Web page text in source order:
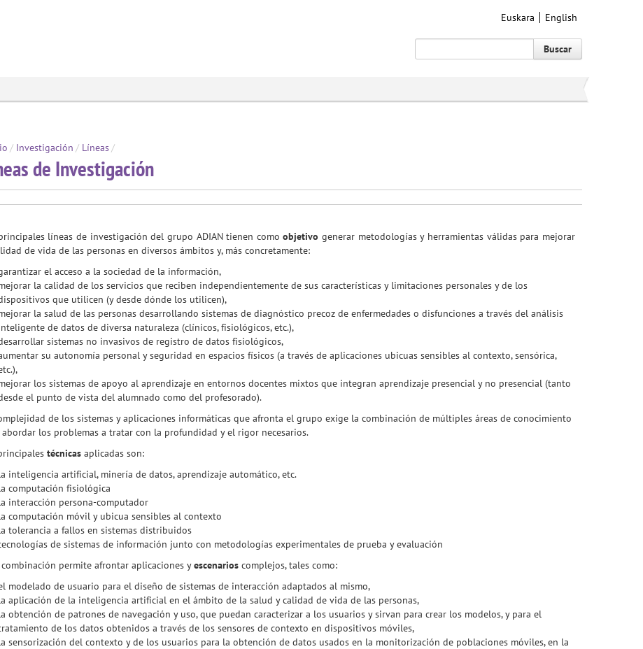
Euskara English
Buscar
/ Investigación / Líneas/
de Investigación
líneas de investigación del grupo ADIAN tienen comoobjetivo generar metodologías y herramientas válidas para mejorar
de vida de las personas en diversos ámbitos y, más concretamente:
el acceso a la sociedad de la información,
la calidad de los servicios que reciben independientemente de sus características y limitaciones personales y de los
que utilicen (y desde dónde los utilicen),
la salud de las personas desarrollando sistemas de diagnóstico precoz de enfermedades o disfunciones a través del análisis
de datos de diversa naturaleza (clínicos, fisiológicos, etc.),
sistemas no invasivos de registro de datos fisiológicos,
su autonomía personal y seguridad en espacios físicos (a través de aplicaciones ubicuas sensibles al contexto, sensórica,
los sistemas de apoyo al aprendizaje en entornos docentes mixtos que integran aprendizaje presencial y no presencial (tanto
el punto de vista del alumnado como del profesorado).
de los sistemas y aplicaciones informáticas que afronta el grupo exige la combinación de múltiples áreas de conocimiento
abordar los problemas a tratar con la profundidad y el rigor necesarios.
técnicas aplicadas son:
inteligencia artificial, minería de datos, aprendizaje automático, etc.
computación fisiológica
interacción persona-computador
computación móvil y ubicua sensibles al contexto
tolerancia a fallos en sistemas distribuidos
de sistemas de información junto con metodologías experimentales de prueba y evaluación
combinación permite afrontar aplicaciones yescenarios complejos, tales como:
modelado de usuario para el diseño de sistemas de interacción adaptados al mismo,
aplicación de la inteligencia artificial en el ámbito de la salud y calidad de vida de las personas,
obtención de patrones de navegación y uso, que puedan caracterizar a los usuarios y sirvan para crear los modelos, y para el
de los datos obtenidos a través de los sensores de contexto en dispositivos móviles,
sensorización del contexto y de los usuarios para la obtención de datos usados en la monitorización de poblaciones móviles, en la